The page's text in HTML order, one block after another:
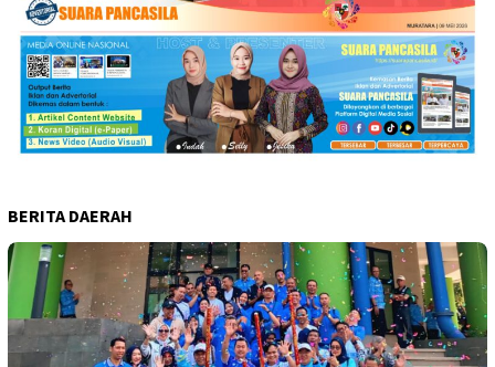
BERITA DAERAH